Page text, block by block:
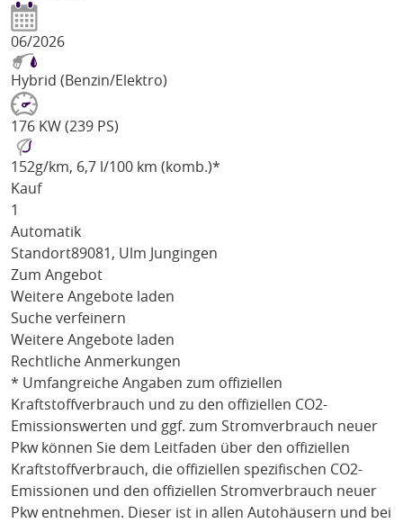
06/2026
Hybrid (Benzin/Elektro)
176 KW (239 PS)
152g/km, 6,7 l/100 km (komb.)*
Kauf
1
Automatik
Standort89081, Ulm Jungingen
Zum Angebot
Weitere Angebote laden
Suche verfeinern
Weitere Angebote laden
Rechtliche Anmerkungen
* Umfangreiche Angaben zum offiziellen
Kraftstoffverbrauch und zu den offiziellen CO2-
Emissionswerten und ggf. zum Stromverbrauch neuer
Pkw können Sie dem Leitfaden über den offiziellen
Kraftstoffverbrauch, die offiziellen spezifischen CO2-
Emissionen und den offiziellen Stromverbrauch neuer
Pkw entnehmen. Dieser ist in allen Autohäusern und bei